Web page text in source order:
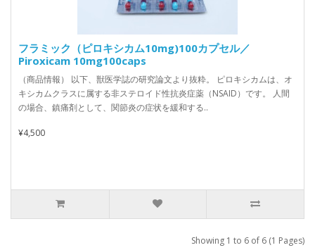
フラミック（ピロキシカム10mg)100カプセル／
Piroxicam 10mg100caps
（商品情報） 以下、獣医学誌の研究論文より抜粋。 ピロキシカムは、オ
キシカムクラスに属する非ステロイド性抗炎症薬（NSAID）です。 人間
の場合、鎮痛剤として、関節炎の症状を緩和する..
¥4,500
Showing 1 to 6 of 6 (1 Pages)